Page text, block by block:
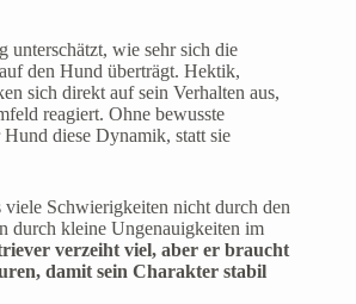
wie sehr sich die
den Hund überträgt. Hektik,
sich direkt auf sein Verhalten aus,
reagiert. Ohne bewusste
diese Dynamik, statt sie
Schwierigkeiten nicht durch den
durch kleine Ungenauigkeiten im
verzeiht viel, aber er braucht
damit sein Charakter stabil